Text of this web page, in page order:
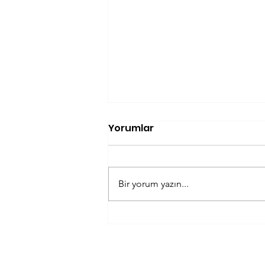
Yorumlar
Bir yorum yazın...